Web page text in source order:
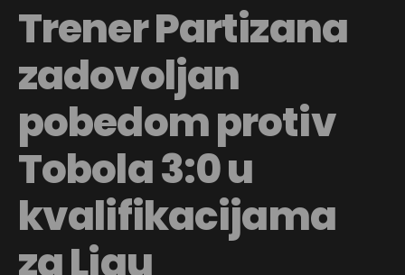
Trener Partizana
zadovoljan
pobedom protiv
Tobola 3:0 u
kvalifikacijama
za Ligu